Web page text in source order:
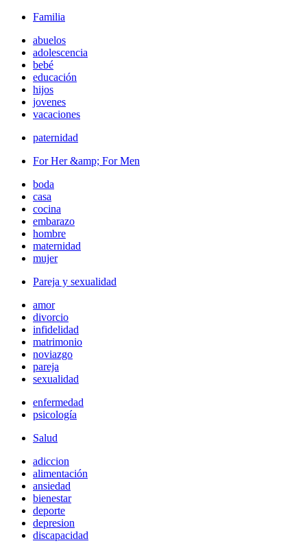
Familia
abuelos
adolescencia
bebé
educación
hijos
jovenes
vacaciones
paternidad
For Her &amp; For Men
boda
casa
cocina
embarazo
hombre
maternidad
mujer
Pareja y sexualidad
amor
divorcio
infidelidad
matrimonio
noviazgo
pareja
sexualidad
enfermedad
psicología
Salud
adiccion
alimentación
ansiedad
bienestar
deporte
depresion
discapacidad